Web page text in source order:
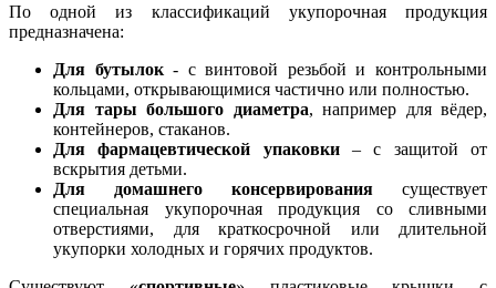
По одной из классификаций укупорочная продукция
предназначена:
Для бутылок- с винтовой резьбой и контрольными
кольцами, открывающимися частично или полностью.
Для тары большого диаметра, например для вёдер,
контейнеров, стаканов.
Для фармацевтической упаковки– с защитой от
вскрытия детьми.
Для домашнего консервирования существует
специальная укупорочная продукция со сливными
отверстиями, для краткосрочной или длительной
укупорки холодных и горячих продуктов.